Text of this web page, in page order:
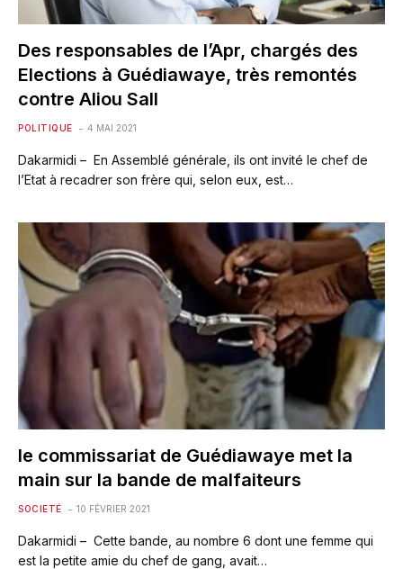
Des responsables de l’Apr, chargés des
Elections à Gué­diawaye, très remontés
contre Aliou Sall
POLITIQUE 4 MAI 2021
Dakarmidi – En Assemblé générale, ils ont invité le chef de
l’Etat à recadrer son frère qui, selon eux, est…
le commissariat de Guédiawaye met la
main sur la bande de malfaiteurs
SOCIETÉ 10 FÉVRIER 2021
Dakarmidi – Cette bande, au nombre 6 dont une femme qui
est la petite amie du chef de gang, avait…